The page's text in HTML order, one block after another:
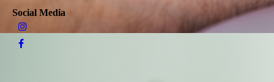
Social Media